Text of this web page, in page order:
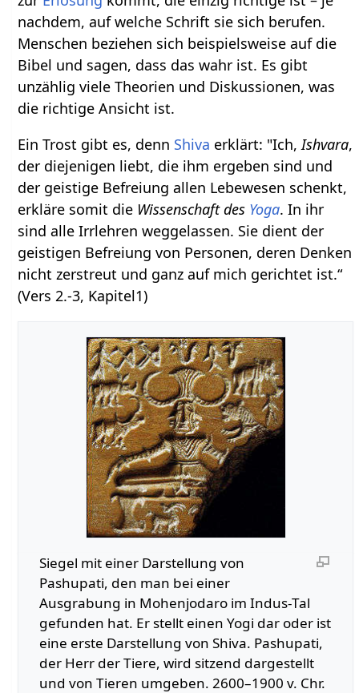
nachdem, auf welche Schrift sie sich berufen.
Menschen beziehen sich beispielsweise auf die
Bibel und sagen, dass das wahr ist. Es gibt
unzählig viele Theorien und Diskussionen, was
die richtige Ansicht ist.
Ein Trost gibt es, denn Shiva erklärt: "Ich, Ishvara,
der diejenigen liebt, die ihm ergeben sind und
der geistige Befreiung allen Lebewesen schenkt,
erkläre somit die Wissenschaft des Yoga. In ihr
sind alle Irrlehren weggelassen. Sie dient der
geistigen Befreiung von Personen, deren Denken
nicht zerstreut und ganz auf mich gerichtet ist.“
(Vers 2.-3, Kapitel1)
Siegel mit einer Darstellung von
Pashupati, den man bei einer
Ausgrabung in Mohenjodaro im Indus-Tal
gefunden hat. Er stellt einen Yogi dar oder ist
eine erste Darstellung von Shiva. Pashupati,
der Herr der Tiere, wird sitzend dargestellt
und von Tieren umgeben. 2600–1900 v. Chr.